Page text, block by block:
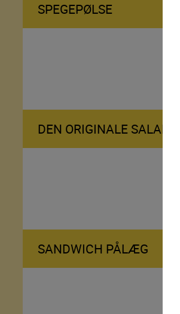
SPEGEPØLSE
DEN ORIGINALE SALAMI
SANDWICH PÅLÆG